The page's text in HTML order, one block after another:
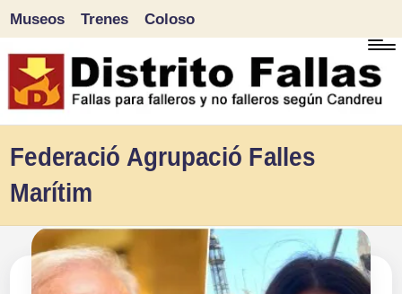
Saltar
al
Museos Trenes Coloso
Federació Agrupació Falles
Marítim